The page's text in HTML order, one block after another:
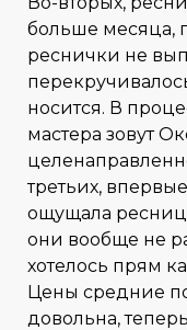
больше месяца,
реснички не
носится. В
мастера зовут
третьих,
ощущала
они вообще не
хотелось прям
Цены средние
довольна,